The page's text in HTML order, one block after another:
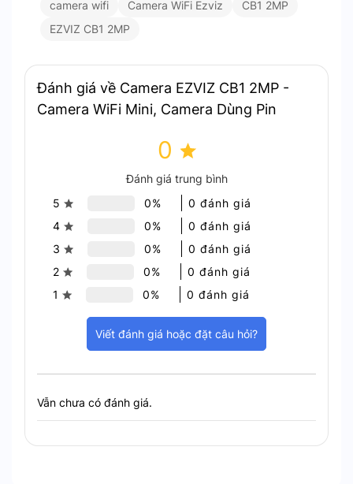
Đàm thoại từ xa qua ứng dụng dễ dàng
Pin tích hợp 1600mAh
Camera sử dụng pin dung lượng 1600mAh, hỗ trợ
hoạt động lên đến 40 ngày ở chế độ tiết kiệm pin
(hoạt động và ghi hình 5 phút mỗi ngày). Điều này
giúp camera có thể hoạt động độc lập mà không
cần cắm điện liên tục.
camera wifi Camera WiFi Ezviz
CB1 2MP
EZVIZ CB1 2MP
Đánh giá về Camera EZVIZ CB1 2MP -
Camera WiFi Mini, Camera Dùng Pin
0
Đánh giá trung bình
5
0%
0 đánh giá
4
0%
0 đánh giá
3
0%
0 đánh giá
2
0%
0 đánh giá
1
0% 0 đánh giá
Viết đánh giá hoặc đặt câu hỏi?
Vẫn chưa có đánh giá.